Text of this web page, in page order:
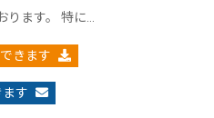
ます。 特に…
きます
す